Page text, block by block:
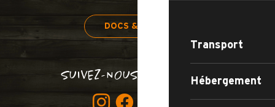
Transport
Hébergement
DOCS & PLANS
SUIVEZ-NOUS BON SANG !